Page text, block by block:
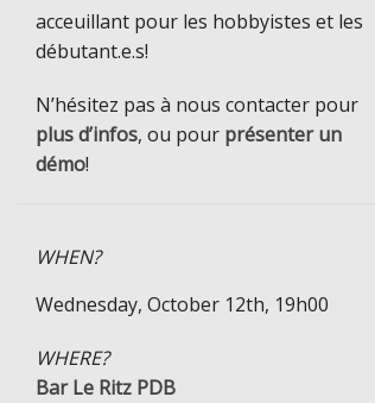
acceuillant pour les hobbyistes et les
débutant.e.s!
N’hésitez pas à nous contacter pour
plus d’infos, ou pour présenter un
démo!
WHEN?
Wednesday, October 12th, 19h00
WHERE?
Bar Le Ritz PDB